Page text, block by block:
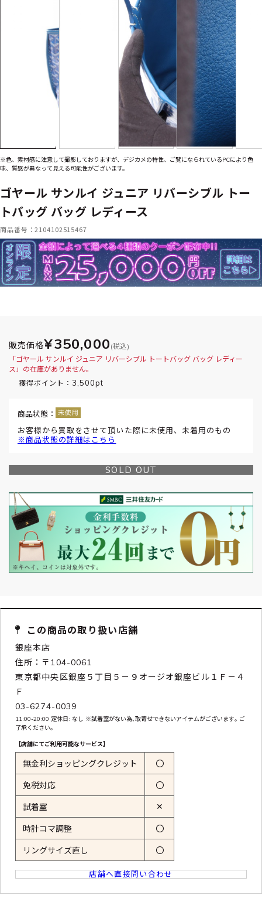
※色、素材感に注意して撮影しておりますが、デジカメの特性、ご覧になられているPCにより色
味、質感が異なって見える可能性がございます。
ゴヤール サンルイ ジュニア リバーシブル トー
トバッグ バッグ レディース
商品番号：2104102515467
販売価格¥350,000 (税込)
「ゴヤール サンルイ ジュニア リバーシブル トートバッグ バッグ レディー
ス」の在庫がありません。
獲得ポイント： 3,500pt
商品状態：
お客様から買取をさせて頂いた際に未使用、未着用のもの
※商品状態の詳細はこちら
SOLD OUT
この商品の取り扱い店舗
銀座本店
住所：〒104-0061
東京都中央区銀座５丁目５－９オージオ銀座ビル１Ｆ－４
Ｆ
03-6274-0039
11:00-20:00 定休日: なし ※試着室がない為､取寄せできないアイテムがございます｡ ご
了承ください｡
【店舗にてご利用可能なサービス】
無金利ショッピングクレジット 〇
免税対応 〇
試着室 ✕
時計コマ調整 〇
リングサイズ直し 〇
店舗へ直接問い合わせ